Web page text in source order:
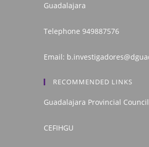
Guadalajara
Telephone 949887576
Email:
RECOMMENDED LINKS
Guadalajara Provincial Council
CEFIHGU